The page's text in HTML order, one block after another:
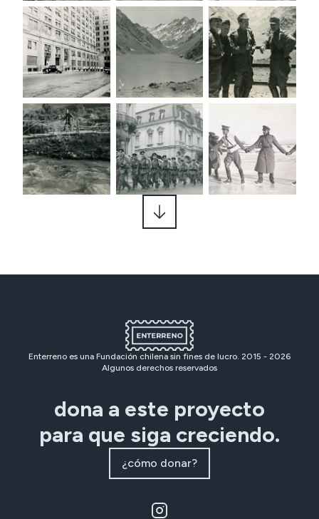
Enterreno es una Fundación chilena sin fines de lucro. 2015 - 2026
Algunos derechos reservados
dona a este proyecto
para que siga creciendo.
¿cómo donar?